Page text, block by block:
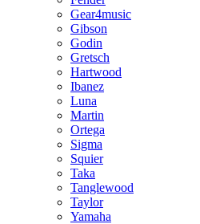
Gear4music
Gibson
Godin
Gretsch
Hartwood
Ibanez
Luna
Martin
Ortega
Sigma
Squier
Taka
Tanglewood
Taylor
Yamaha